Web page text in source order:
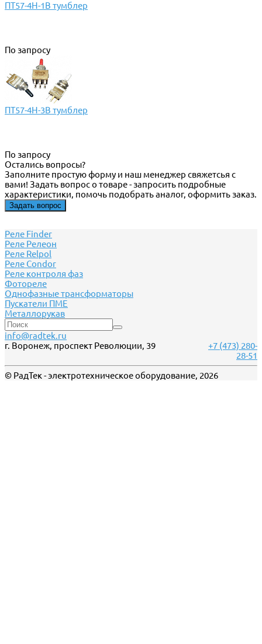
ПТ57-4Н-1В тумблер
По запросу
ПТ57-4Н-3В тумблер
По запросу
Остались вопросы?
Заполните простую форму и наш менеджер свяжетсья с
вами! Задать вопрос о товаре - запросить подробные
характеристики, помочь подобрать аналог, оформить заказ.
Задать вопрос
Реле Finder
Реле Релеон
Реле Relpol
Реле Сondor
Реле контроля фаз
Фотореле
Однофазные трансформаторы
Пускатели ПМЕ
Металлорукав
info@radtek.ru
г. Воронеж, проспект Революции, 39
+7 (473) 280-
28-51
© РадТек - электротехническое оборудование, 2026